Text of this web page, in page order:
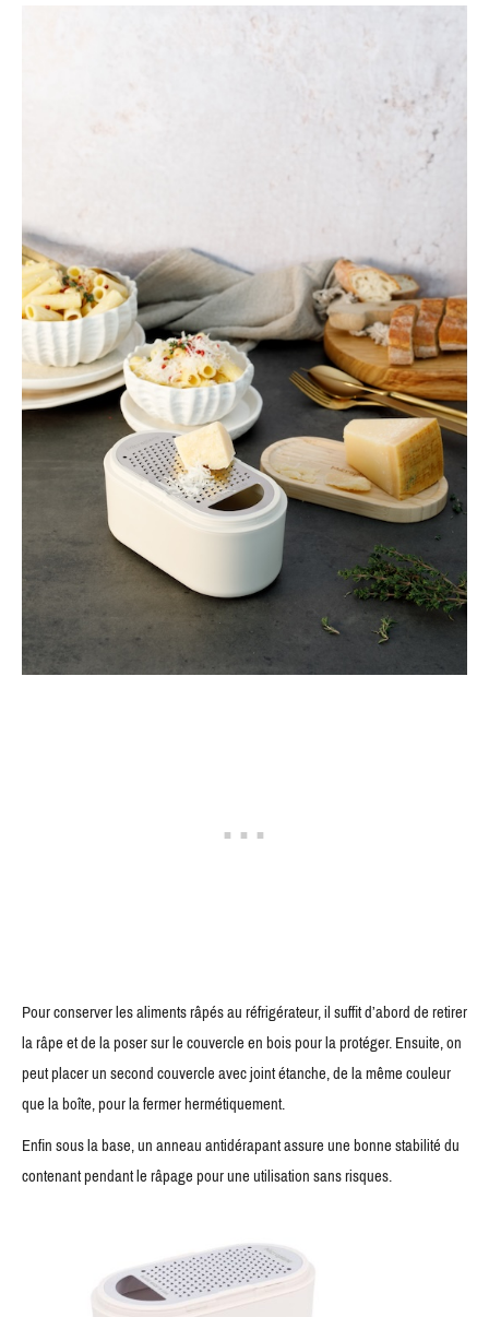
Pour conserver les aliments râpés au réfrigérateur, il suffit d’abord de retirer
la râpe et de la poser sur le couvercle en bois pour la protéger. Ensuite, on
peut placer un second couvercle avec joint étanche, de la même couleur
que la boîte, pour la fermer hermétiquement.
Enfin sous la base, un anneau antidérapant assure une bonne stabilité du
contenant pendant le râpage pour une utilisation sans risques.